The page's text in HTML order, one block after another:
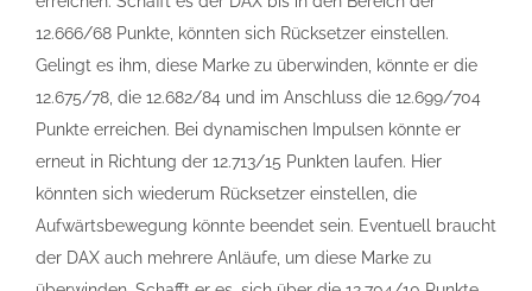
12.666/68 Punkte, könnten sich Rücksetzer einstellen.
Gelingt es ihm, diese Marke zu überwinden, könnte er die
12.675/78, die 12.682/84 und im Anschluss die 12.699/704
Punkte erreichen. Bei dynamischen Impulsen könnte er
erneut in Richtung der 12.713/15 Punkten laufen. Hier
könnten sich wiederum Rücksetzer einstellen, die
Aufwärtsbewegung könnte beendet sein. Eventuell braucht
der DAX auch mehrere Anläufe, um diese Marke zu